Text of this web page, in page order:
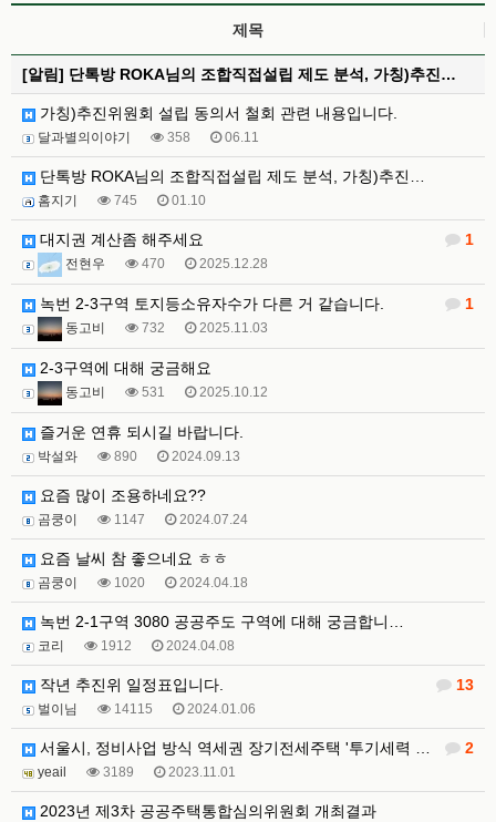
제목
[알림] 단톡방 ROKA님의 조합직접설립 제도 분석, 가칭)추진…
가칭)추진위원회 설립 동의서 철회 관련 내용입니다.
달과별의이야기 358 06.11
단톡방 ROKA님의 조합직접설립 제도 분석, 가칭)추진…
홈지기 745 01.10
1
대지권 계산좀 해주세요
전현우 470 2025.12.28
1
녹번 2-3구역 토지등소유자수가 다른 거 같습니다.
동고비 732 2025.11.03
2-3구역에 대해 궁금해요
동고비 531 2025.10.12
즐거운 연휴 되시길 바랍니다.
박설와 890 2024.09.13
요즘 많이 조용하네요??
곰쿵이 1147 2024.07.24
요즘 날씨 참 좋으네요 ㅎㅎ
곰쿵이 1020 2024.04.18
녹번 2-1구역 3080 공공주도 구역에 대해 궁금합니…
코리 1912 2024.04.08
13
작년 추진위 일정표입니다.
벌이님 14115 2024.01.06
2
서울시, 정비사업 방식 역세권 장기전세주택 '투기세력 …
yeail 3189 2023.11.01
2023년 제3차 공공주택통합심의위원회 개최결과